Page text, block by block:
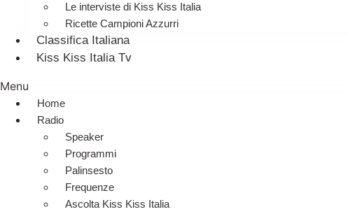
Le interviste di Kiss Kiss Italia
Ricette Campioni Azzurri
Classifica Italiana
Kiss Kiss Italia Tv
Menu
Home
Radio
Speaker
Programmi
Palinsesto
Frequenze
Ascolta Kiss Kiss Italia